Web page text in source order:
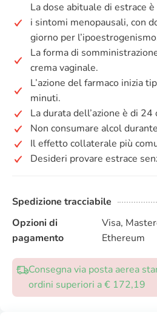
La dose abituale di estrace
i sintomi menopausali, con
giorno per
La forma di
crema vaginale.
L’azione del farmaco inizia
minuti.
La durata dell’azione è di 24
Non consumare alcol
Il effetto collaterale più
Desideri provare estrace
Spedizione tracciabile
Opzioni di
pagamento
Visa,
Ethereum
Consegna via posta aerea
ordini superiori a € 172,19